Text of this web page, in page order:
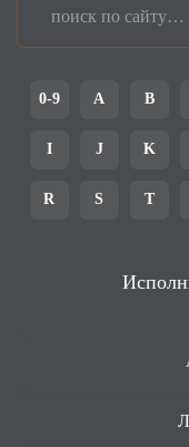
0-9 A B
I J K
R S T